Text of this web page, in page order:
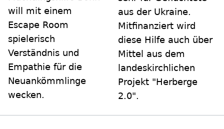
will mit einem
Escape Room
spielerisch
Verständnis und
Empathie für die
Neuankömmlinge
wecken.
aus der Ukraine.
Mitfinanziert wird
diese Hilfe auch über
Mittel aus dem
landeskirchlichen
Projekt "Herberge
2.0".